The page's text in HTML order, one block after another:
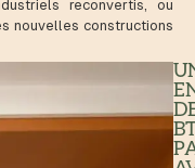
reconvertis, ou
nouvelles constructions